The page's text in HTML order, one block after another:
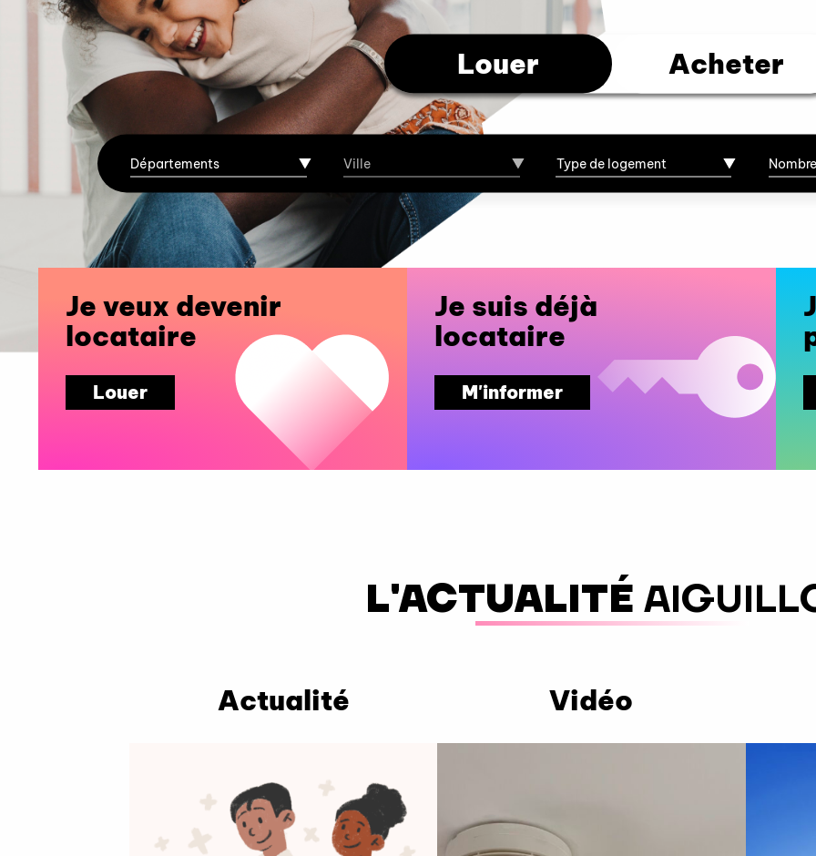
Louer Acheter
Je veux devenir
locataire
Louer
Je suis déjà
locataire
M'informer
L'ACTUALITÉ
Actualité Vidéo